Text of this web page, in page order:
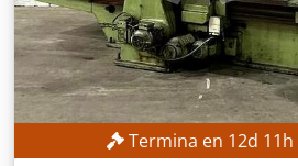
Termina en 12d 11h